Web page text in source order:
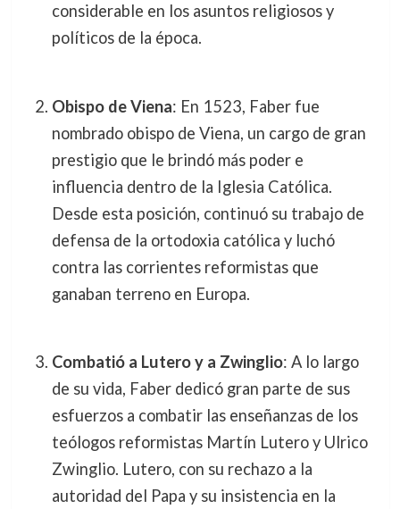
considerable en los asuntos religiosos y
políticos de la época.
Obispo de Viena: En 1523, Faber fue
nombrado obispo de Viena, un cargo de gran
prestigio que le brindó más poder e
influencia dentro de la Iglesia Católica.
Desde esta posición, continuó su trabajo de
defensa de la ortodoxia católica y luchó
contra las corrientes reformistas que
ganaban terreno en Europa.
Combatió a Lutero y a Zwinglio: A lo largo
de su vida, Faber dedicó gran parte de sus
esfuerzos a combatir las enseñanzas de los
teólogos reformistas Martín Lutero y Ulrico
Zwinglio. Lutero, con su rechazo a la
autoridad del Papa y su insistencia en la